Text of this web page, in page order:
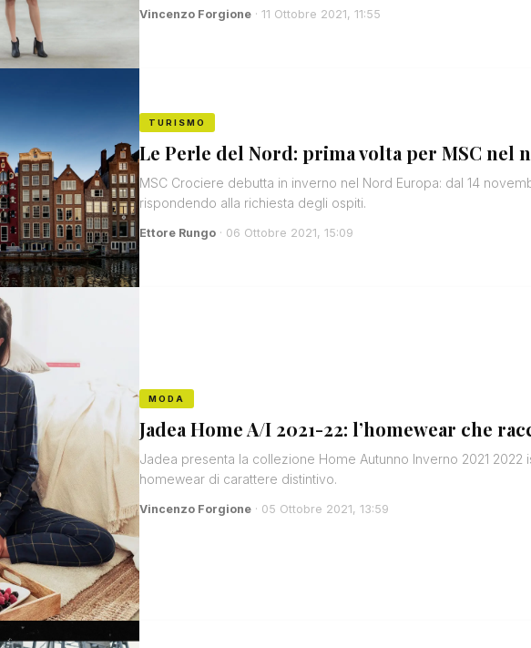
Vincenzo Forgione · 11 Ottobre 2021, 11:55
TURISMO
Le Perle del Nord: prima volta per MSC nel
MSC Crociere debutta in inverno nel Nord Europa: dal 14
rispondendo alla richiesta degli ospiti.
Ettore Rungo · 06 Ottobre 2021, 15:09
MODA
Jadea Home A/I 2021-22: l’homewear che
Jadea presenta la collezione Home Autunno Inverno 2021
homewear di carattere distintivo.
Vincenzo Forgione · 05 Ottobre 2021, 13:59